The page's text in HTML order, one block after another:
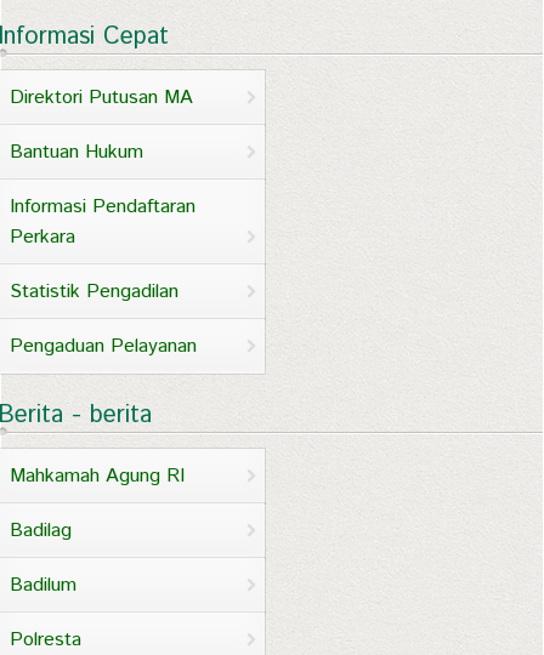
Cepat
Direktori Putusan MA
Bantuan Hukum
Informasi Pendaftaran
Perkara
Statistik Pengadilan
Pengaduan Pelayanan
- berita
Mahkamah Agung RI
Badilag
Badilum
Polresta